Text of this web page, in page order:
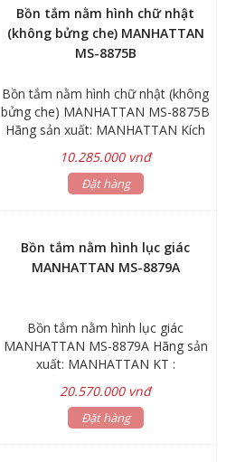
bộ xả Bảo hành: Sản phẩm 5 năm
Linh kiện, phụ kiện 1 năm
Bồn tắm nằm hình chữ nhật
(không bửng che) MANHATTAN
MS-8875B
Bồn tắm nằm hình chữ nhật (không
bửng che) MANHATTAN MS-8875B
Hãng sản xuất: MANHATTAN Kích
thước bồn: 450x750x1700mm Chất
liệu: nhựa Acrylic Màu sắc: màu
trắng *Không bửng che *Gía bồn
phẩm 5 năm Linh kiện, phụ kiện 1
năm Bồn tắm nằm chữ nhật, không
bửng che Thiết kế hiện đại, tiện ích
10.285.000 vnđ
Đặt hàng
Bồn tắm nằm hình lục giác
MANHATTAN MS-8879A
Bồn tắm nằm hình lục giác
MANHATTAN MS-8879A Hãng sản
xuất: MANHATTAN KT :
520x1500x1500mm *Không bửng
che Chất liệu: nhựa Acrylic Màu sắc:
màu trắng *Gía bồn tắm chưa bao
20.570.000 vnđ
Đặt hàng